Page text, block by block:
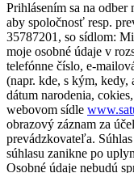
Prihlásením sa na
aby spoločnosť resp.
35787201, so sídlom:
moje osobné údaje v
telefónne číslo, e-
(napr. kde, s kým, kedy,
dátum narodenia,
webovom sídle
obrazový záznam za
prevádzkovateľa.
súhlasu zanikne po
Osobné údaje nebudú